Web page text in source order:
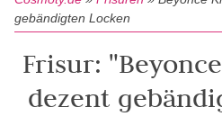
gebändigten Locken
Frisur:
dezent